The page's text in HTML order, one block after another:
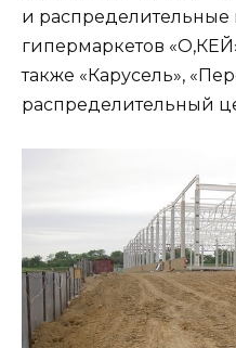
и распределительные
гипермаркетов
также «Карусель»,
распределительный